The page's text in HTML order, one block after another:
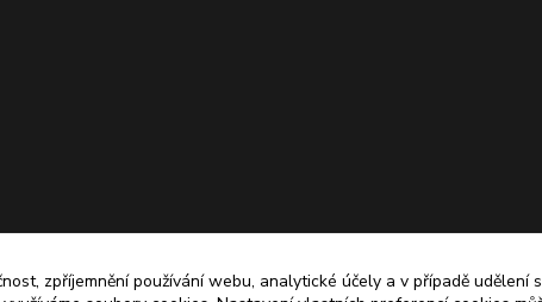
zpříjemnění používání webu, analytické účely a v případě udělení